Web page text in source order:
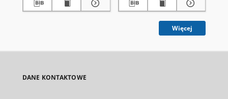
Więcej
DANE KONTAKTOWE